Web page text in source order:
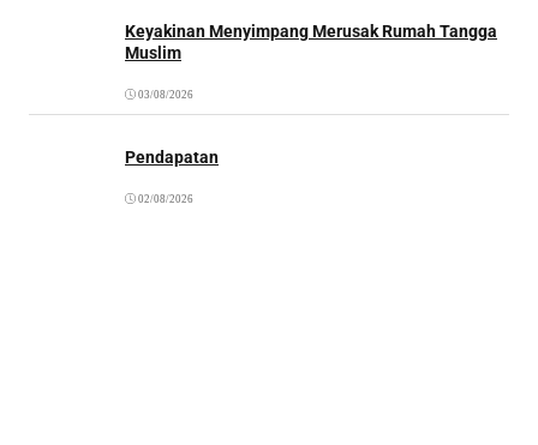
Keyakinan Menyimpang Merusak Rumah Tangga
Muslim
03/08/2026
Pendapatan
02/08/2026